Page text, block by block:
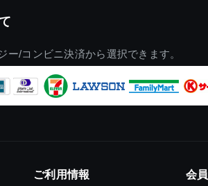
ー/コンビニ決済から選択できます。
ご利用情報 会